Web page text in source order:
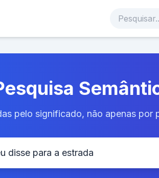
pelo significado, não apenas por